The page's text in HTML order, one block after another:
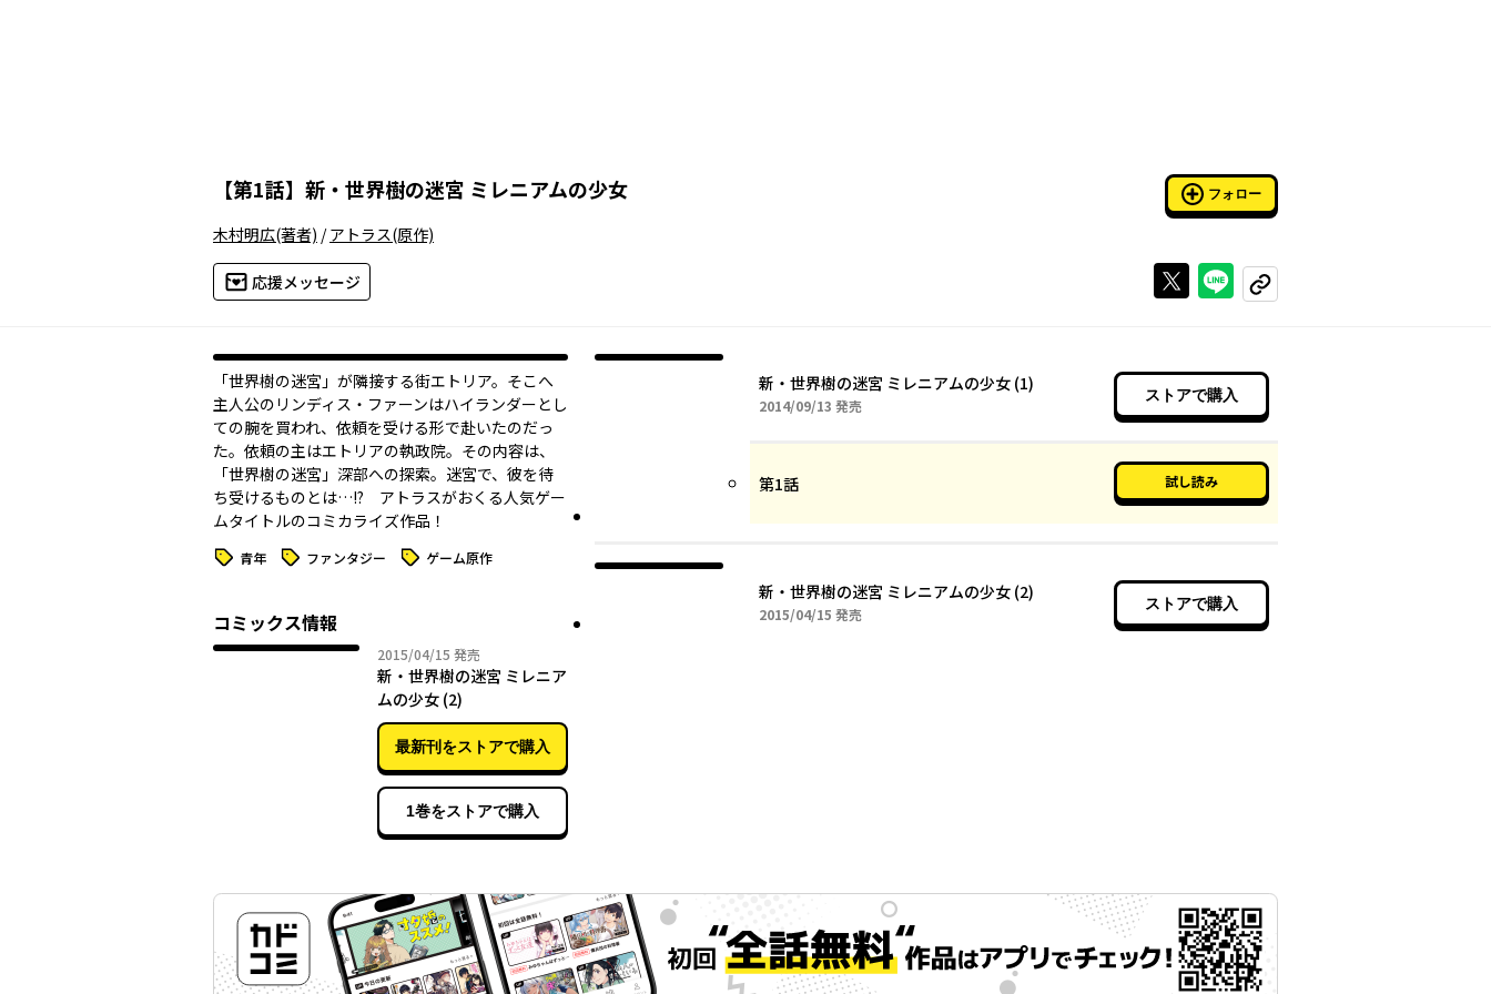
【第1話】 新・世界樹の迷宮 ミレニアムの少女 フォロー
木村明広(著者) /アトラス(原作)
応援メッセージ Xで投稿するラインでシェアする
コピーする
「世界樹の迷宮」が隣接する街――エトリア。そこへ
主人公のリンディス・ファーンはハイランダーとし
ての腕を買われ、依頼を受ける形で赴いたのだっ
た。依頼の主はエトリアの執政院。その内容は、
「世界樹の迷宮」深部への探索。迷宮で、彼を待
ち受けるものとは…!? アトラスがおくる人気ゲー
ムタイトルのコミカライズ作品！
タグ 青年 タグ ファンタジー タグ ゲーム原作
コミックス情報
2015/04/15 2015年04月15日
発売
新・世界樹の迷宮 ミレニア
ムの少女 (2)
最新刊をストアで購入
1巻をストアで購入
新・世界樹の迷宮 ミレニアムの少女 (1)
2014/09/13 2014年09月13日
発売
ストアで購入
第1話 試し読み
新・世界樹の迷宮 ミレニアムの少女 (2)
2015/04/15 2015年04月15日
発売
ストアで購入